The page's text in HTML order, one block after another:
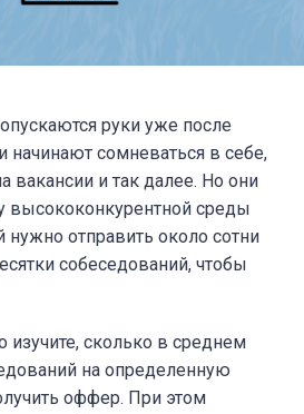
руки уже после
начинают сомневаться в себе,
вакансии и так далее. Но они
высококонкурентной среды
нужно отправить около сотни
собеседований, чтобы
изучите, сколько в среднем
на определенную
оффер. При этом